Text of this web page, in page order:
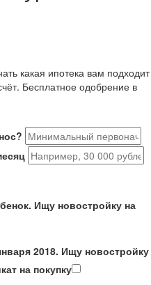
какая ипотека вам подходит
Бесплатное одобрение в
Ищу новостройку на
2018. Ищу новостройку
на покупку